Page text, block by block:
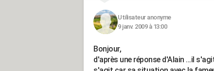
Utilisateur anonyme
9 janv. 2009 à 13:00
Bonjour,
d'après une réponse d'Alain ...il